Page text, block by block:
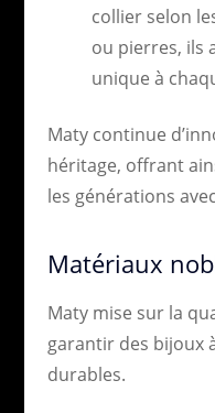
collier selon
ou pierres, ils
unique à
Maty continue
héritage, offrant
les générations
Matériaux
Maty mise sur la
garantir des bijoux
durables.